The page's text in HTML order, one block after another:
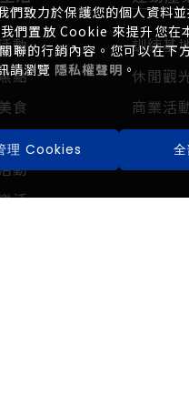
動
點
食
動
活
訓練基
休閒觀
商業活
們致力於保護您的個人資料
們置放 Cookie 來提升您在
聯的行銷內容。您可以在
請瀏覽 隱私權聲明 。
理 Cookies